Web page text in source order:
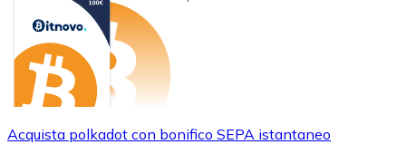
Acquista polkadot con bonifico SEPA istantaneo